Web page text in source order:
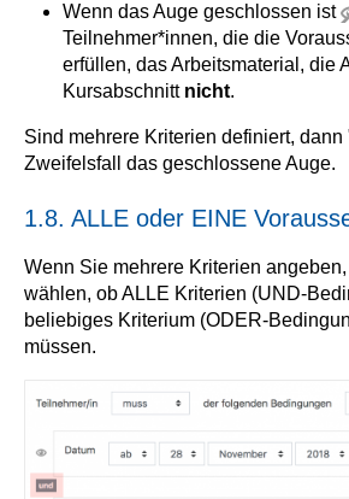
Wenn das Auge geschlossen ist
Teilnehmer*innen, die die
erfüllen, das Arbeitsmaterial, die
Kursabschnitt nicht.
Sind mehrere Kriterien definiert,
Zweifelsfall das geschlossene Auge.
1.8. ALLE oder EINE
Wenn Sie mehrere Kriterien
wählen, ob ALLE Kriterien (UND-
beliebiges Kriterium (ODER-
müssen.